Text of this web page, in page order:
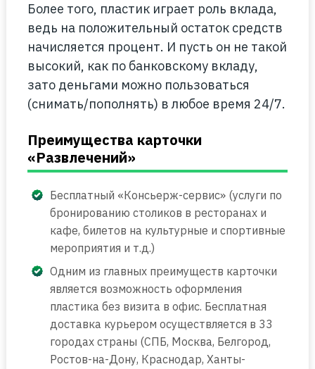
Более того, пластик играет роль вклада,
ведь на положительный остаток средств
начисляется процент. И пусть он не такой
высокий, как по банковскому вкладу,
зато деньгами можно пользоваться
(снимать/пополнять) в любое время 24/7.
Преимущества карточки
«Развлечений»
Бесплатный «Консьерж-сервис» (услуги по
бронированию столиков в ресторанах и
кафе, билетов на культурные и спортивные
мероприятия и т.д.)
Одним из главных преимуществ карточки
является возможность оформления
пластика без визита в офис. Бесплатная
доставка курьером осуществляется в 33
городах страны (СПБ, Москва, Белгород,
Ростов-на-Дону, Краснодар, Ханты-